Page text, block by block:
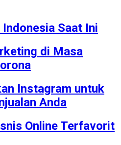
Saat Ini
di Masa
Instagram untuk
Anda
Online Terfavorit